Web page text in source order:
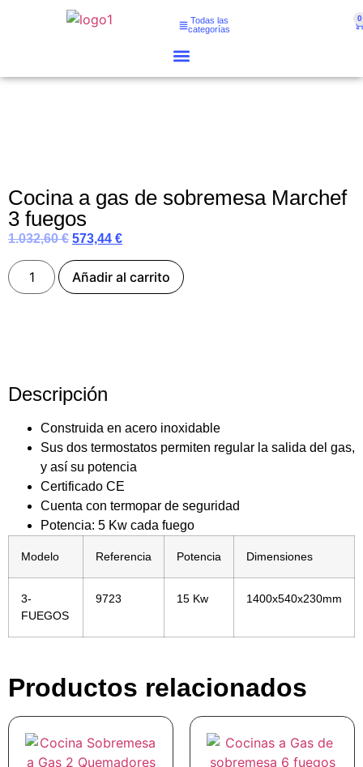
Todas las
categorías
0
Cocina a gas de sobremesa Marchef
3 fuegos
1.032,60€ 573,44 €
Añadir al carrito
Descripción
Construida en acero inoxidable
Sus dos termostatos permiten regular la salida del gas,
y así su potencia
Certificado CE
Cuenta con termopar de seguridad
Potencia: 5 Kw cada fuego
Modelo Referencia Potencia Dimensiones
3-
FUEGOS
9723 15 Kw 1400x540x230mm
Productos relacionados